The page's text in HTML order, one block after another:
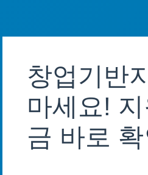
창업기반
마세요!
금 바로